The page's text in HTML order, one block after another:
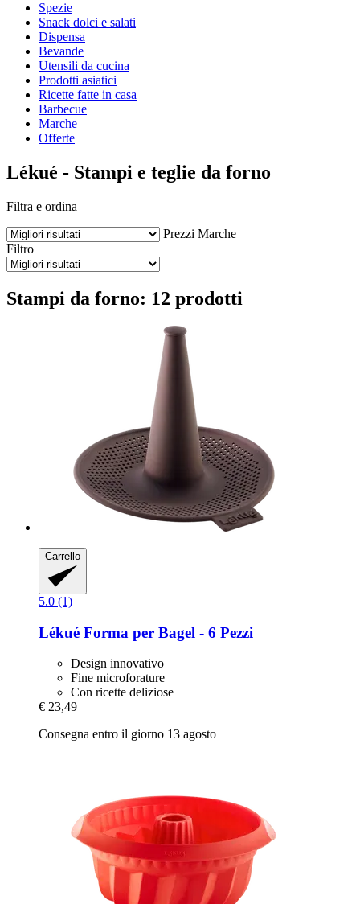
Spezie
Snack dolci e salati
Dispensa
Bevande
Utensili da cucina
Prodotti asiatici
Ricette fatte in casa
Barbecue
Marche
Offerte
Lékué - Stampi e teglie da forno
Filtra e ordina
Prezzi Marche
Filtro
Stampi da forno: 12 prodotti
Carrello
5.0 (1)
Lékué Forma per Bagel -​ 6 Pezzi
Design innovativo
Fine microforature
Con ricette deliziose
€ 23,49
Consegna entro il giorno 13 agosto